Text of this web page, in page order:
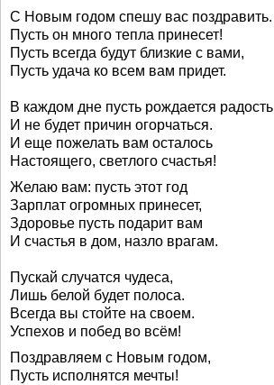
С Новым годом спешу вас поздравить.
Пусть он много тепла принесет!
Пусть всегда будут близкие с вами,
Пусть удача ко всем вам придет.
В каждом дне пусть рождается радость
И не будет причин огорчаться.
И еще пожелать вам осталось
Настоящего, светлого счастья!
Желаю вам: пусть этот год
Зарплат огромных принесет,
Здоровье пусть подарит вам
И счастья в дом, назло врагам.
Пускай случатся чудеса,
Лишь белой будет полоса.
Всегда вы стойте на своем.
Успехов и побед во всём!
Поздравляем с Новым годом,
Пусть исполнятся мечты!